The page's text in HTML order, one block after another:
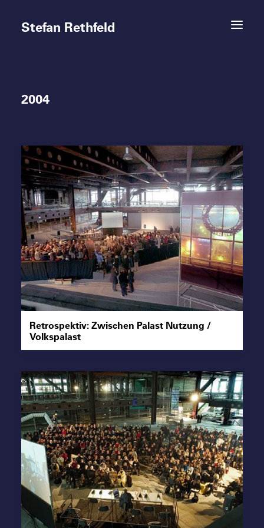
Stefan Rethfeld
Termine
Vita
Kontakt
Suche
2004
Retrospektiv: Zwischen Palast Nutzung /
Volkspalast